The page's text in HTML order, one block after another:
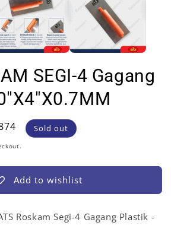
SEGI-4 Gagang
Sold out
Add to wishlist
Roskam Segi-4 Gagang Plastik -